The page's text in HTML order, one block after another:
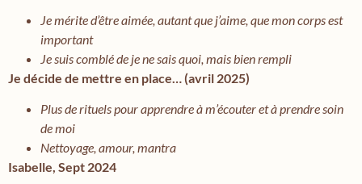
Je mérite d’être aimée, autant que j’aime, que mon corps est
important
Je suis comblé de je ne sais quoi, mais bien rempli
Je décide de mettre en place… (avril 2025)
Plus de rituels pour apprendre à m’écouter et à prendre soin
de moi
Nettoyage, amour, mantra
Isabelle, Sept 2024